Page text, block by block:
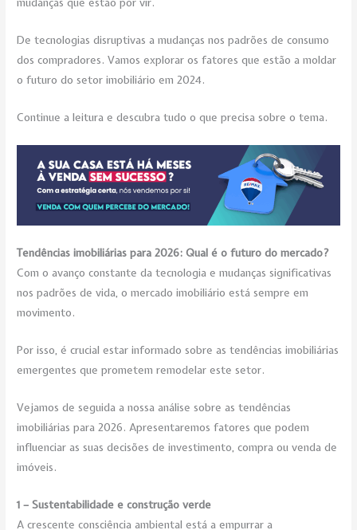
De tecnologias disruptivas a mudanças nos padrões de consumo
dos compradores. Vamos explorar os fatores que estão a moldar
o futuro do setor imobiliário em 2024.
Continue a leitura e descubra tudo o que precisa sobre o tema.
Tendências imobiliárias para 2026: Qual é o futuro do mercado?
Com o avanço constante da tecnologia e mudanças significativas
nos padrões de vida, o mercado imobiliário está sempre em
movimento.
Por isso, é crucial estar informado sobre as tendências imobiliárias
emergentes que prometem remodelar este setor.
Vejamos de seguida a nossa análise sobre as tendências
imobiliárias para 2026. Apresentaremos fatores que podem
influenciar as suas decisões de investimento, compra ou venda de
imóveis.
1 – Sustentabilidade e construção verde
A crescente consciência ambiental está a empurrar a